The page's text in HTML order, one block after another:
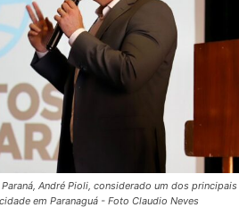
André Pioli, considerado um dos principais
em Paranaguá - Foto Claudio Neves